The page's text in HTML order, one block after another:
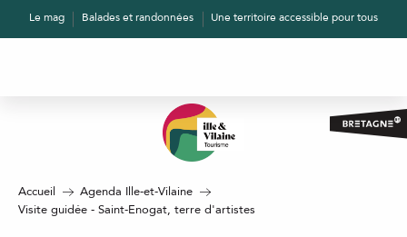
AllerLe mag Balades et randonnées Une territoire accessible pour tous
Accueil
Agenda Ille-et-Vilaine
Visite guidée - Saint-Enogat, terre d'artistes